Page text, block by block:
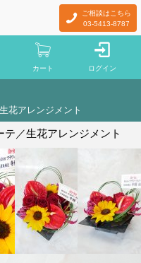
ご相談はこちら
03-5413-8787
カート ログイン
花アレンジメント
／生花アレンジメント